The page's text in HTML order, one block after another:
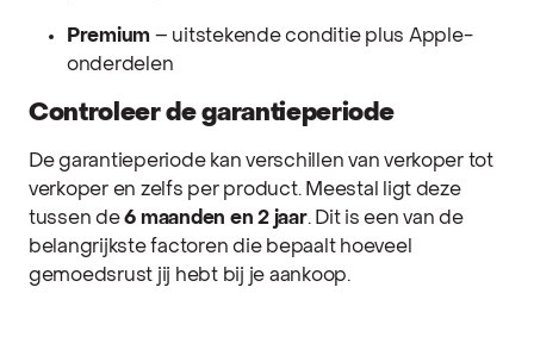
Premium – uitstekende conditie plus Apple-
onderdelen
Controleer de garantieperiode
De garantieperiode kan verschillen van verkoper tot
verkoper en zelfs per product. Meestal ligt deze
tussen de6 maanden en 2 jaar. Dit is een van de
belangrijkste factoren die bepaalt hoeveel
gemoedsrust jij hebt bij je aankoop.